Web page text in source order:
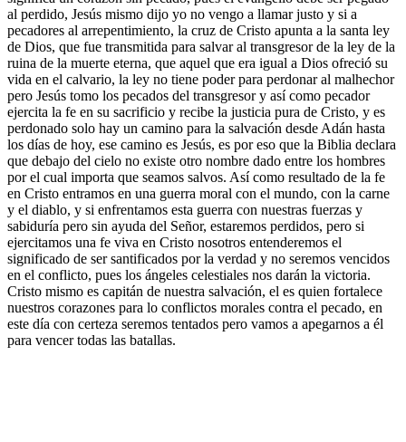
al perdido, Jesús mismo dijo yo no vengo a llamar justo y si a
pecadores al arrepentimiento, la cruz de Cristo apunta a la santa ley
de Dios, que fue transmitida para salvar al transgresor de la ley de la
ruina de la muerte eterna, que aquel que era igual a Dios ofreció su
vida en el calvario, la ley no tiene poder para perdonar al malhechor
pero Jesús tomo los pecados del transgresor y así como pecador
ejercita la fe en su sacrificio y recibe la justicia pura de Cristo, y es
perdonado solo hay un camino para la salvación desde Adán hasta
los días de hoy, ese camino es Jesús, es por eso que la Biblia declara
que debajo del cielo no existe otro nombre dado entre los hombres
por el cual importa que seamos salvos. Así como resultado de la fe
en Cristo entramos en una guerra moral con el mundo, con la carne
y el diablo, y si enfrentamos esta guerra con nuestras fuerzas y
sabiduría pero sin ayuda del Señor, estaremos perdidos, pero si
ejercitamos una fe viva en Cristo nosotros entenderemos el
significado de ser santificados por la verdad y no seremos vencidos
en el conflicto, pues los ángeles celestiales nos darán la victoria.
Cristo mismo es capitán de nuestra salvación, el es quien fortalece
nuestros corazones para lo conflictos morales contra el pecado, en
este día con certeza seremos tentados pero vamos a apegarnos a él
para vencer todas las batallas.